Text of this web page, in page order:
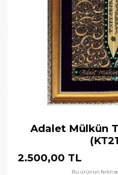
Adalet Mülkün
2.500,00 TL
Bu ürünün farklı